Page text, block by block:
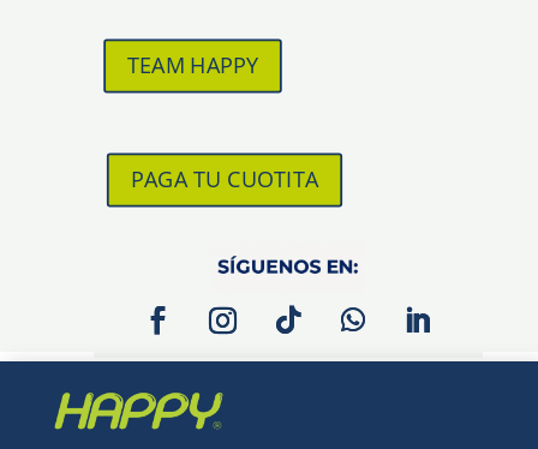
TEAM HAPPY
PAGA TU CUOTITA